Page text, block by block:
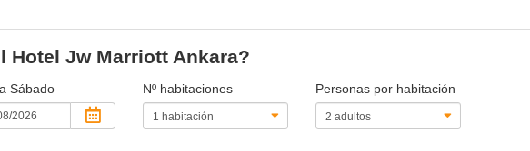
Hotel Jw Marriott Ankara?
Sábado Nº habitaciones
Personas por habitación